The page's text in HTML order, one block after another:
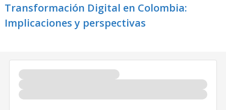
Transformación Digital en Colombia:
Implicaciones y perspectivas